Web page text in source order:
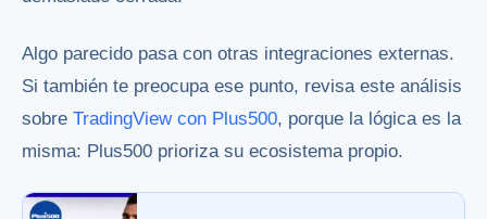
Algo parecido pasa con otras integraciones externas.
Si también te preocupa ese punto, revisa este análisis
sobre TradingView con Plus500, porque la lógica es la
misma: Plus500 prioriza su ecosistema propio.